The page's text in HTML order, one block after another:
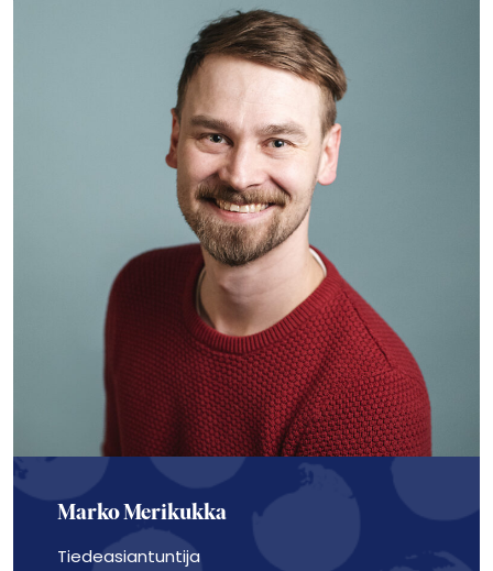
Marko Merikukka
Tiedeasiantuntija